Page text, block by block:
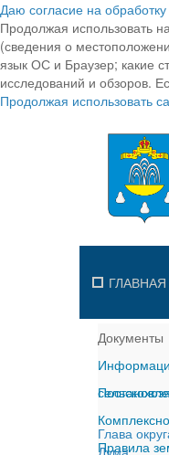
Даю согласие на
Продолжая использовать
(сведения о
язык ОС и Браузер; какие
исследований и обзоров.
Продолжая использовать
ГЛАВНАЯ
Документы
Правила
Глава